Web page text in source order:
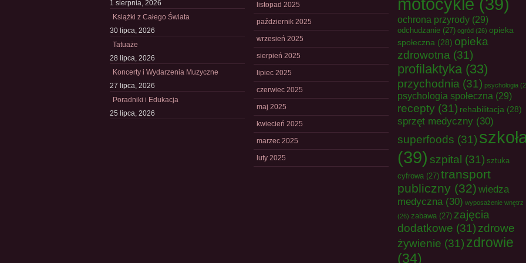
1 sierpnia, 2026
Książki z Całego Świata
30 lipca, 2026
Tatuaże
28 lipca, 2026
Koncerty i Wydarzenia Muzyczne
27 lipca, 2026
Poradniki i Edukacja
25 lipca, 2026
listopad 2025
październik 2025
wrzesień 2025
sierpień 2025
lipiec 2025
czerwiec 2025
maj 2025
kwiecień 2025
marzec 2025
luty 2025
ochrona przyrody (29)
odchudzanie (27) ogród (26) opieka
społeczna (28) opieka
zdrowotna (31)
profilaktyka (33)
przychodnia (31) psychologia
psychologia społeczna (29)
recepty (31) rehabilitacja (28)
sprzęt medyczny (30)
superfoods (31)
(39) szpital (31) sztuka
cyfrowa (27) transport
publiczny (32) wiedza
medyczna(30) wyposażenie wnętrz
(26) zabawa (27) zajęcia
dodatkowe (31) zdrowe
żywienie (31) zdrowie
(34)